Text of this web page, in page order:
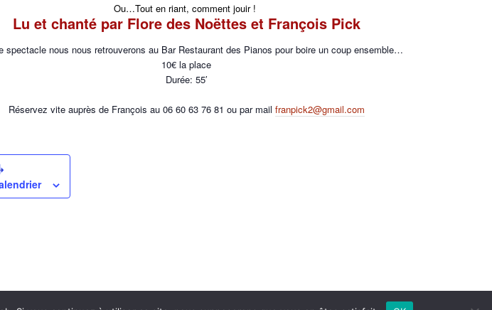
Ou…Tout en riant, comment jouir !
Lu et chanté par Flore des Noëttes et François Pick
spectacle nous nous retrouverons au Bar Restaurant des Pianos pour boire un coup ensemble…
10€ la place
Durée: 55′
Réservez vite auprès de François au 06 60 63 76 81 ou par mail franpick2@gmail.com